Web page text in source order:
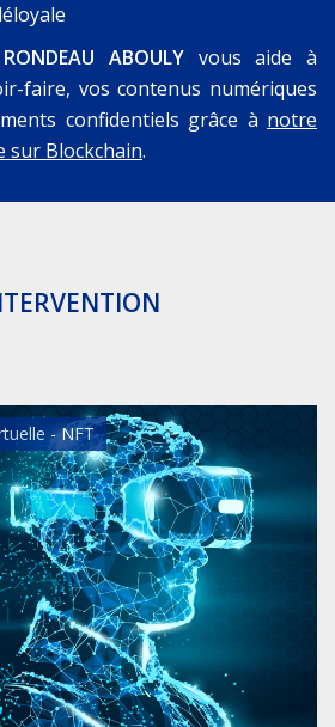
ABOULY vous aide à
faire, vos contenus numériques
confidentiels grâce à notre
sur Blockchain.
- NFT